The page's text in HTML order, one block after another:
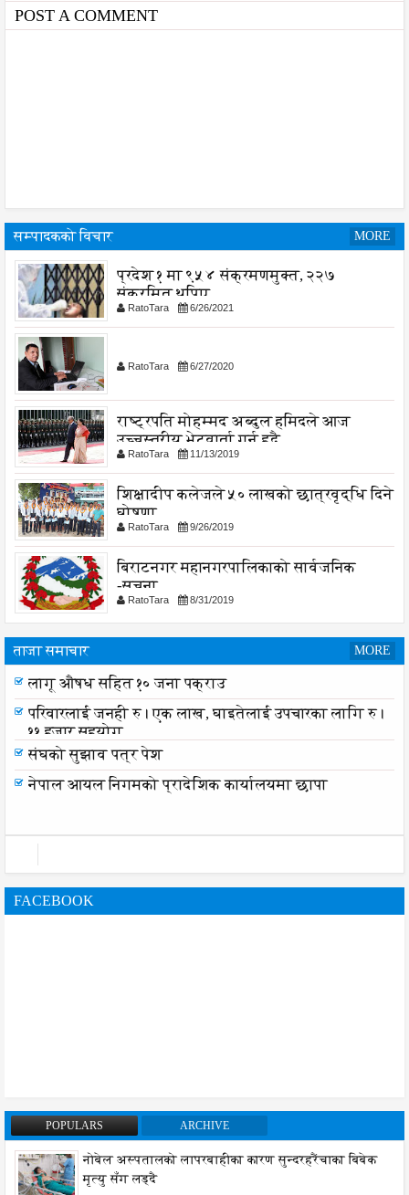
POST A COMMENT
सम्पादकको विचार MORE
प्रदेश १ मा ९५४ संक्रमणमुक्त, २२७
संक्रमित थपिए
RatoTara 6/26/2021
RatoTara 6/27/2020
राष्ट्रपति मोहम्मद अब्दुल हमिदले आज
उच्चस्तरीय भेटवार्ता गर्नु हुदै,
RatoTara 11/13/2019
शिक्षादीप कलेजले ५० लाखको छात्रवृद्धि दिने
घोषणा
RatoTara 9/26/2019
बिराटनगर महानगरपालिकाको सार्वजनिक
-सुचना
RatoTara 8/31/2019
ताजा समाचार MORE
लागू औषध सहित १० जना पक्राउ
लागू औषध सहित १० जना पक्राउ
परिवारलाई जनही रु। एक लाख, घाइतेलाई उपचारका लागि रु।
११ हजार सहयोग
संघको सुझाव पत्र पेश
नेपाल आयल निगमको प्रादेशिक कार्यालयमा छापा
FACEBOOK
POPULARS ARCHIVE
नोबेल अस्पतालको लापरबाहीका कारण सुन्दरहरैंचाका बिबेक
मृत्यु सँग लड्दै